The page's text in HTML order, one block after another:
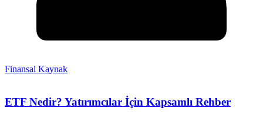
Finansal Kaynak
ETF Nedir? Yatırımcılar İçin Kapsamlı Rehber